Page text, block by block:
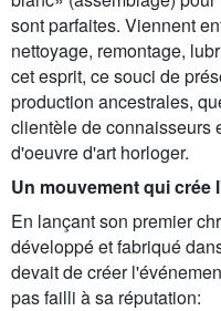
sont parfaites. Viennent
nettoyage, remontage,
cet esprit, ce souci de
production ancestrales,
clientèle de connaisseurs
d'oeuvre d'art horloger.
Un mouvement qui crée
En lançant son premier
développé et fabriqué
devait de créer
pas failli à sa réputation: